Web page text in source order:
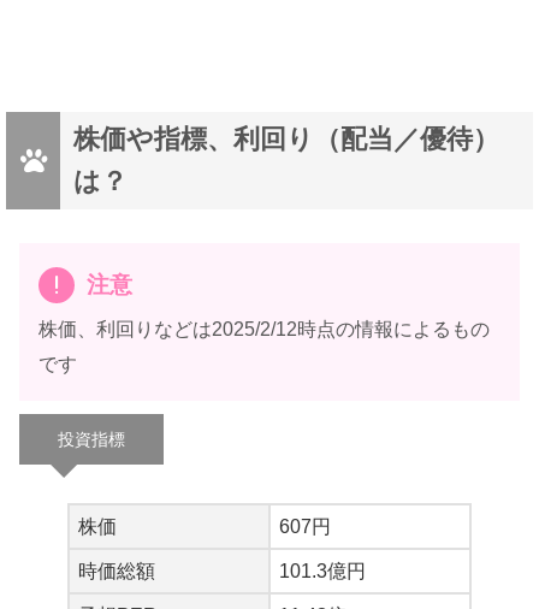
株価や指標、利回り（配当／優待）
は？
注意
株価、利回りなどは2025/2/12時点の情報によるもの
です
投資指標
株価 607円
時価総額 101.3億円